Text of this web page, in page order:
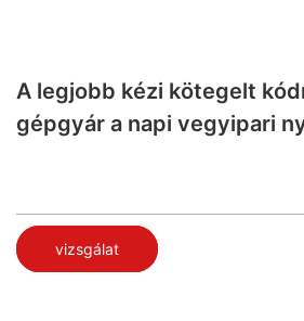
A legjobb kézi kötegelt
gépgyár a napi vegyipari
vizsgálat